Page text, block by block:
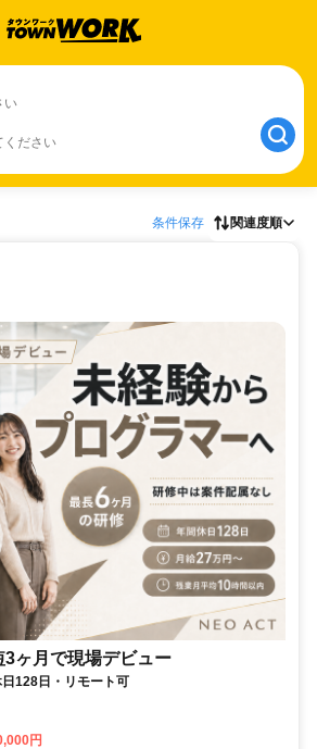
い
ください
条件保存 関連度順
3ヶ月で現場デビュー
128日・リモート可
円